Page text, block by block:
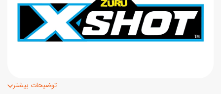
توضیحات بیشتر